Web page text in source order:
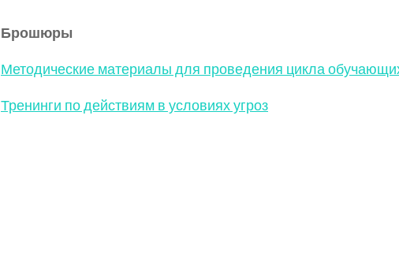
Брошюры
Методические материалы для проведения цикла
Тренинги по действиям в условиях угроз